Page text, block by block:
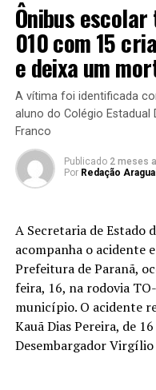
Ônibus escolar
010 com 15
e deixa um
A vítima foi identificada
aluno do Colégio Estadual
Franco
Publicado 2 meses
Por Redação
A Secretaria de Estado
acompanha o acidente
Prefeitura de Paranã,
feira, 16, na rodovia
município. O acidente
Kauã Dias Pereira, de
Desembargador